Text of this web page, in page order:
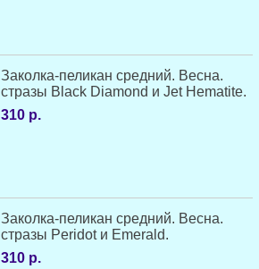
Заколка-пеликан средний. Весна.
стразы Black Diamond и Jet Hematite.
310 р.
Заколка-пеликан средний. Весна.
стразы Peridot и Emerald.
310 р.